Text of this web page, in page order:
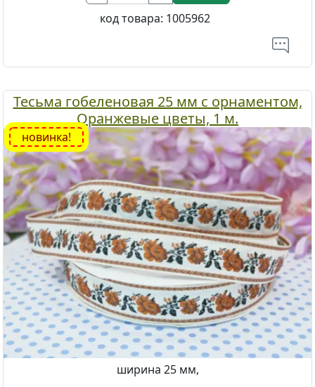
код товара: 1005962
Тесьма гобеленовая 25 мм с орнаментом,
Оранжевые цветы, 1 м.
новинка!
ширина 25 мм,